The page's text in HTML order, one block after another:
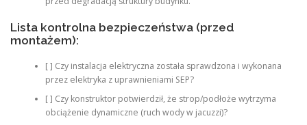
Lista kontrolna bezpieczeństwa (przed
montażem):
[ ] Czy instalacja elektryczna została sprawdzona i wykonana
przez elektryka z uprawnieniami SEP?
[ ] Czy konstruktor potwierdził, że strop/podłoże wytrzyma
obciążenie dynamiczne (ruch wody w jacuzzi)?